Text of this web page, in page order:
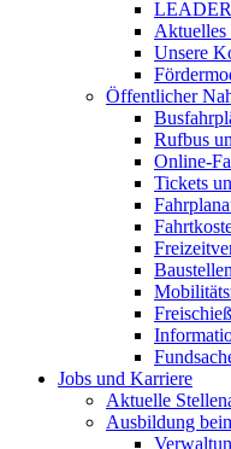
LEADER
Unsere
Öffentlicher
Rufbus
Online-
Tickets
Baustellen
Jobs und Karriere
Aktuelle
Ausbildung